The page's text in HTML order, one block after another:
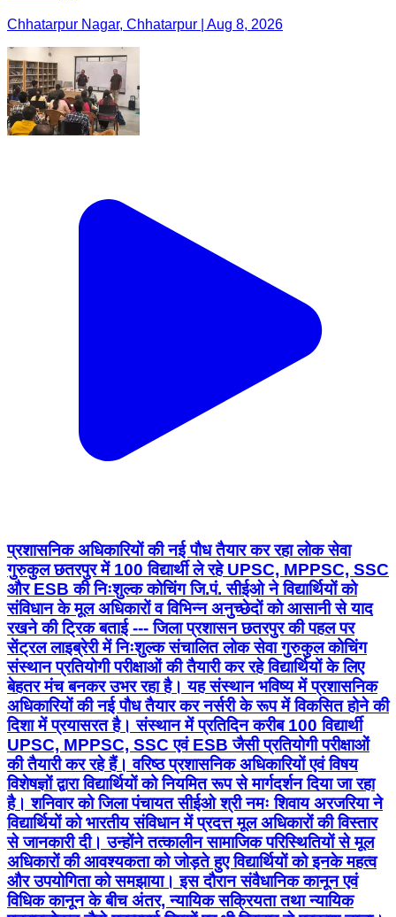
Chhatarpur Nagar, Chhatarpur | Aug 8, 2026
प्रशासनिक अधिकारियों की नई पौध तैयार कर रहा लोक सेवा
गुरुकुल छतरपुर में 100 विद्यार्थी ले रहे UPSC, MPPSC, SSC
और ESB की निःशुल्क कोचिंग जि.पं. सीईओ ने विद्यार्थियों को
संविधान के मूल अधिकारों व विभिन्न अनुच्छेदों को आसानी से याद
रखने की ट्रिक बताई --- जिला प्रशासन छतरपुर की पहल पर
सेंट्रल लाइब्रेरी में निःशुल्क संचालित लोक सेवा गुरुकुल कोचिंग
संस्थान प्रतियोगी परीक्षाओं की तैयारी कर रहे विद्यार्थियों के लिए
बेहतर मंच बनकर उभर रहा है। यह संस्थान भविष्य में प्रशासनिक
अधिकारियों की नई पौध तैयार कर नर्सरी के रूप में विकसित होने की
दिशा में प्रयासरत है। संस्थान में प्रतिदिन करीब 100 विद्यार्थी
UPSC, MPPSC, SSC एवं ESB जैसी प्रतियोगी परीक्षाओं
की तैयारी कर रहे हैं। वरिष्ठ प्रशासनिक अधिकारियों एवं विषय
विशेषज्ञों द्वारा विद्यार्थियों को नियमित रूप से मार्गदर्शन दिया जा रहा
है। शनिवार को जिला पंचायत सीईओ श्री नमः शिवाय अरजरिया ने
विद्यार्थियों को भारतीय संविधान में प्रदत्त मूल अधिकारों की विस्तार
से जानकारी दी। उन्होंने तत्कालीन सामाजिक परिस्थितियों से मूल
अधिकारों की आवश्यकता को जोड़ते हुए विद्यार्थियों को इनके महत्व
और उपयोगिता को समझाया। इस दौरान संवैधानिक कानून एवं
विधिक कानून के बीच अंतर, न्यायिक सक्रियता तथा न्यायिक